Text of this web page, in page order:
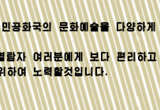
화국의 문화예술을 다양하게
자 여러분에게 보다 편리하고
하여 노력할것입니다.